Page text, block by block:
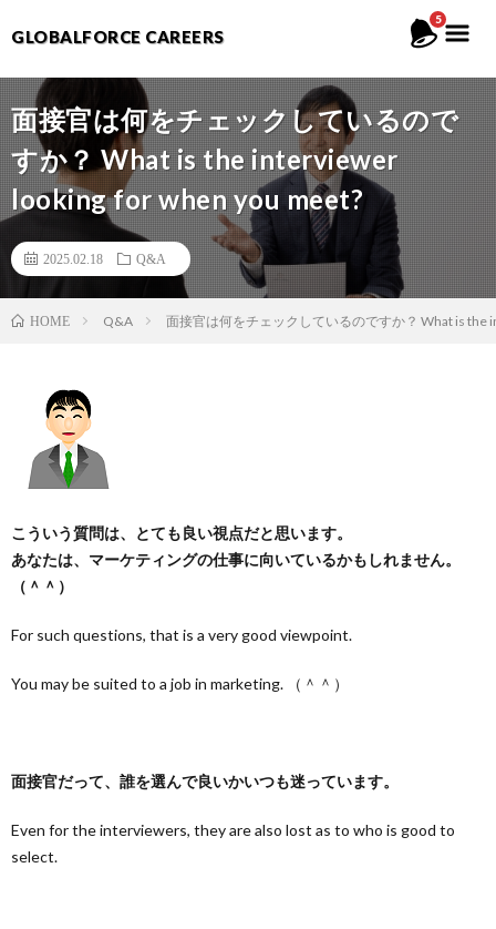
5
GLOBALFORCE CAREERS
面接官は何をチェックしているので
すか？ What is the interviewer
looking for when you meet?
2025.02.18 Q&A
HOME Q&A 面接官は何をチェックしているのですか？ What is
こういう質問は、とても良い視点だと思います。
あなたは、マーケティングの仕事に向いているかもしれません。
（＾＾）
For such questions, that is a very good viewpoint.
You may be suited to a job in marketing. （＾＾）
面接官だって、誰を選んで良いかいつも迷っています。
Even for the interviewers, they are also lost as to who is good to
select.